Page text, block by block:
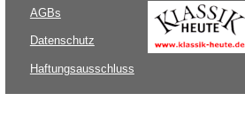
AGBs
Datenschutz
Haftungsausschluss